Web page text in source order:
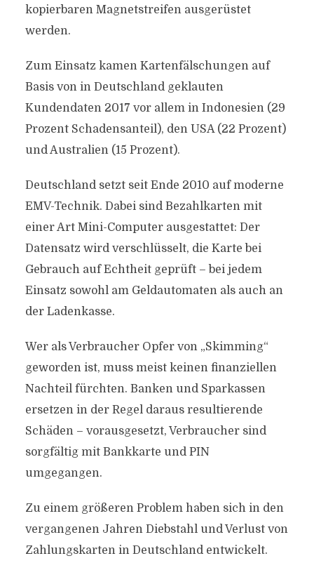
kopierbaren Magnetstreifen ausgerüstet
werden.
Zum Einsatz kamen Kartenfälschungen auf
Basis von in Deutschland geklauten
Kundendaten 2017 vor allem in Indonesien (29
Prozent Schadensanteil), den USA (22 Prozent)
und Australien (15 Prozent).
Deutschland setzt seit Ende 2010 auf moderne
EMV-Technik. Dabei sind Bezahlkarten mit
einer Art Mini-Computer ausgestattet: Der
Datensatz wird verschlüsselt, die Karte bei
Gebrauch auf Echtheit geprüft – bei jedem
Einsatz sowohl am Geldautomaten als auch an
der Ladenkasse.
Wer als Verbraucher Opfer von „Skimming“
geworden ist, muss meist keinen finanziellen
Nachteil fürchten. Banken und Sparkassen
ersetzen in der Regel daraus resultierende
Schäden – vorausgesetzt, Verbraucher sind
sorgfältig mit Bankkarte und PIN
umgegangen.
Zu einem größeren Problem haben sich in den
vergangenen Jahren Diebstahl und Verlust von
Zahlungskarten in Deutschland entwickelt.